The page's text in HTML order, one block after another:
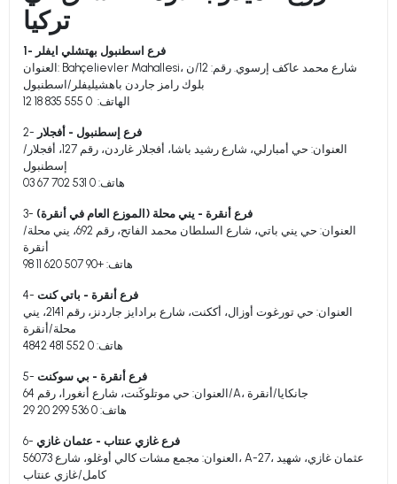
تركيا
1- فرع اسطنبول بهتشلي ايفلر
العنوان: Bahçelievler Mahallesi، شارع محمد عاكف إرسوي. رقم: 12/ن
بلوك رامز جاردن باهشيليفلر/اسطنبول
الهاتف: 0 555 835 18 12
2- فرع إسطنبول - أفجلار
العنوان: حي أمبارلي، شارع رشيد باشا، أفجلار غاردن، رقم 127، أفجلار/
إسطنبول
هاتف: 0 531 702 67 03
3- فرع أنقرة - يني محلة (الموزع العام في أنقرة)
العنوان: حي يني باتي، شارع السلطان محمد الفاتح، رقم 692، يني محلة/
أنقرة
هاتف: +90 507 620 11 98
4- فرع أنقرة - باتي كنت
العنوان: حي تورغوت أوزال، أككنت، شارع برادايز جاردنز، رقم 2141، يني
محلة/أنقرة
هاتف: 0 552 481 4842
5- فرع أنقرة - بي سوكنت
العنوان: حي موتلوكَنت، شارع أنغورا، رقم 64/A، جانكايا/أنقرة
هاتف: 0 536 299 20 29
6- فرع غازي عنتاب - عثمان غازي
العنوان: مجمع مشات كالي أوغلو، شارع 56073، A-27، عثمان غازي، شهيد
كامل/غازي عنتاب